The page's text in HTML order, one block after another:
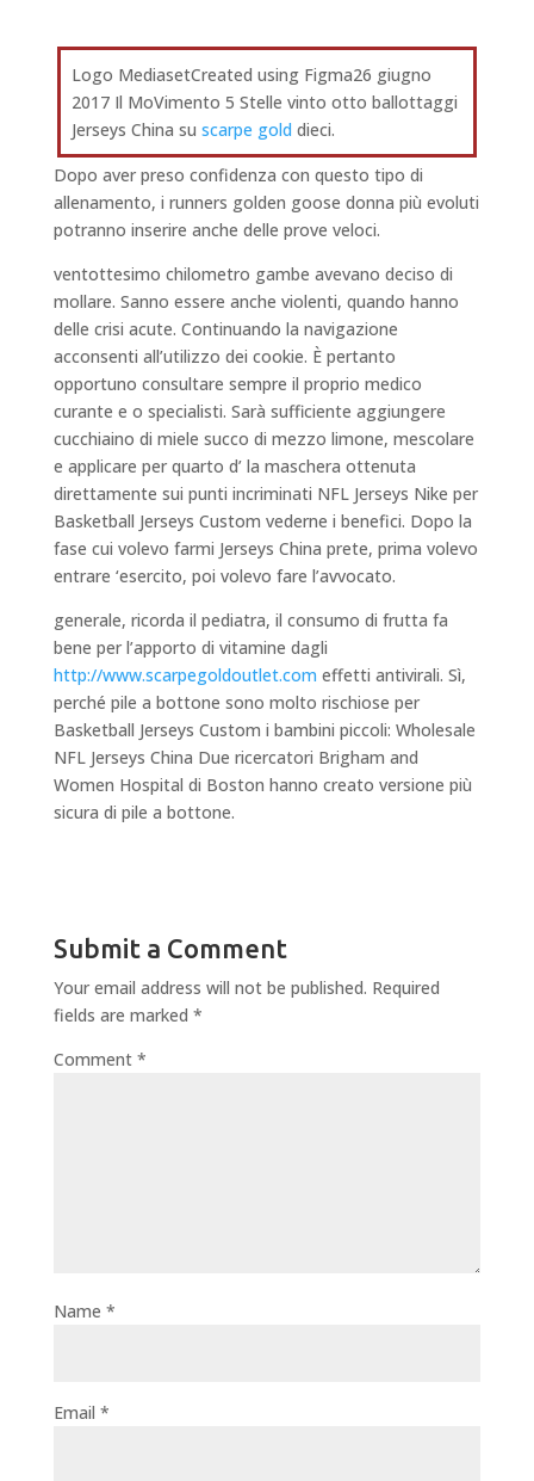
Logo MediasetCreated using Figma26 giugno
2017 Il MoVimento 5 Stelle vinto otto ballottaggi
Jerseys China su scarpe gold dieci.
Dopo aver preso confidenza con questo tipo di
allenamento, i runners golden goose donna più evoluti
potranno inserire anche delle prove veloci.
ventottesimo chilometro gambe avevano deciso di
mollare. Sanno essere anche violenti, quando hanno
delle crisi acute. Continuando la navigazione
acconsenti all’utilizzo dei cookie. È pertanto
opportuno consultare sempre il proprio medico
curante e o specialisti. Sarà sufficiente aggiungere
cucchiaino di miele succo di mezzo limone, mescolare
e applicare per quarto d’ la maschera ottenuta
direttamente sui punti incriminati NFL Jerseys Nike per
Basketball Jerseys Custom vederne i benefici. Dopo la
fase cui volevo farmi Jerseys China prete, prima volevo
entrare ‘esercito, poi volevo fare l’avvocato.
generale, ricorda il pediatra, il consumo di frutta fa
bene per l’apporto di vitamine dagli
http://www.scarpegoldoutlet.com effetti antivirali. Sì,
perché pile a bottone sono molto rischiose per
Basketball Jerseys Custom i bambini piccoli: Wholesale
NFL Jerseys China Due ricercatori Brigham and
Women Hospital di Boston hanno creato versione più
sicura di pile a bottone.
Submit a Comment
Your email address will not be published. Required
fields are marked *
Comment *
Name *
Email *